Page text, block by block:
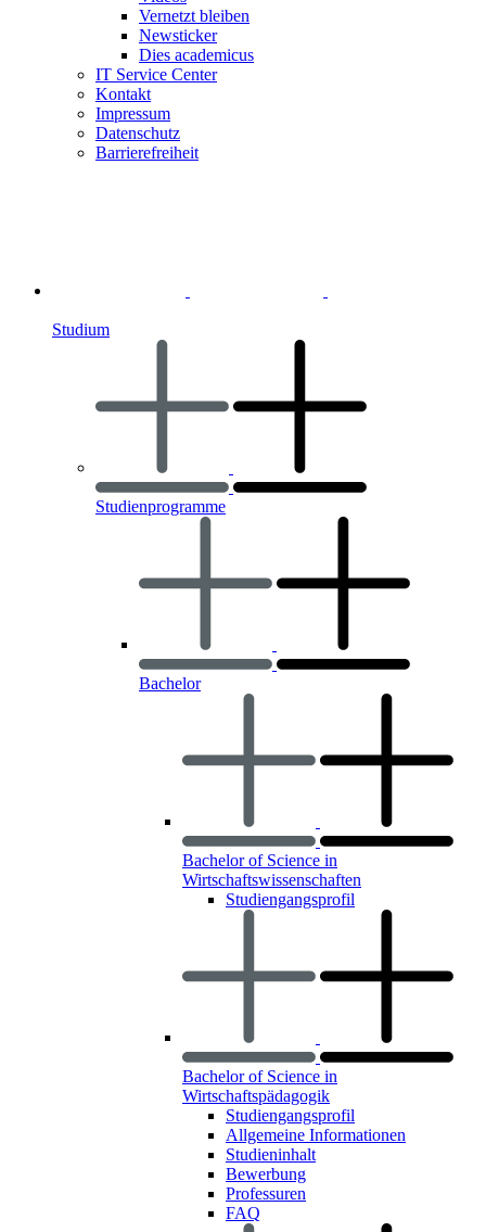
Vernetzt bleiben
Newsticker
Dies academicus
IT Service Center
Kontakt
Impressum
Datenschutz
Barrierefreiheit
Studium
Studienprogramme
Bachelor
Bachelor of Science in
Wirtschaftswissenschaften
Studiengangsprofil
Bachelor of Science in
Wirtschaftspädagogik
Studiengangsprofil
Allgemeine Informationen
Studieninhalt
Bewerbung
Professuren
FAQ